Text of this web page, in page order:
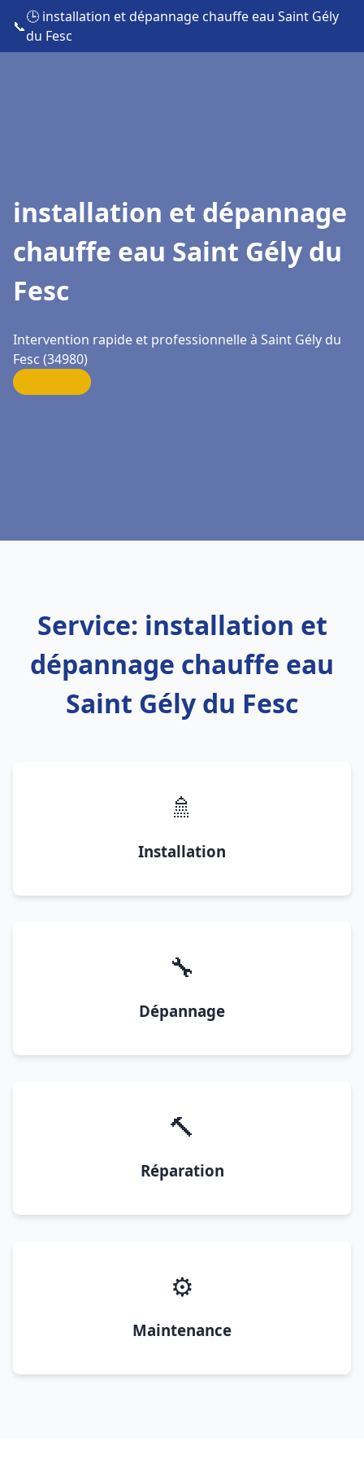
📞
🕒 installation et dépannage chauffe eau Saint Gély
du Fesc
installation et dépannage
chauffe eau Saint Gély du
Fesc
Intervention rapide et professionnelle à Saint Gély du
Fesc (34980)
Service: installation et
dépannage chauffe eau
Saint Gély du Fesc
🚿
Installation
🔧
Dépannage
🔨
Réparation
⚙️
Maintenance